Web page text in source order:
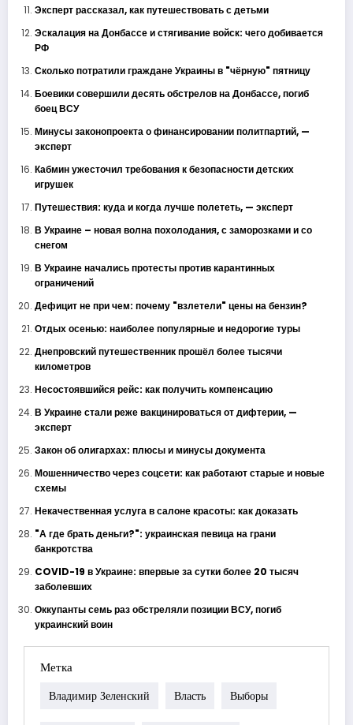
Эксперт рассказал, как путешествовать с детьми
Эскалация на Донбассе и стягивание войск: чего добивается
РФ
Сколько потратили граждане Украины в "чёрную" пятницу
Боевики совершили десять обстрелов на Донбассе, погиб
боец ВСУ
Минусы законопроекта о финансировании политпартий, —
эксперт
Кабмин ужесточил требования к безопасности детских
игрушек
Путешествия: куда и когда лучше полететь, — эксперт
В Украине – новая волна похолодания, с заморозками и со
снегом
В Украине начались протесты против карантинных
ограничений
Дефицит не при чем: почему "взлетели" цены на бензин?
Отдых осенью: наиболее популярные и недорогие туры
Днепровский путешественник прошёл более тысячи
километров
Несостоявшийся рейс: как получить компенсацию
В Украине стали реже вакцинироваться от дифтерии, —
эксперт
Закон об олигархах: плюсы и минусы документа
Мошенничество через соцсети: как работают старые и новые
схемы
Некачественная услуга в салоне красоты: как доказать
"А где брать деньги?": украинская певица на грани
банкротства
COVID-19 в Украине: впервые за сутки более 20 тысяч
заболевших
Оккупанты семь раз обстреляли позиции ВСУ, погиб
украинский воин
Метка
Владимир Зеленский Власть Выборы